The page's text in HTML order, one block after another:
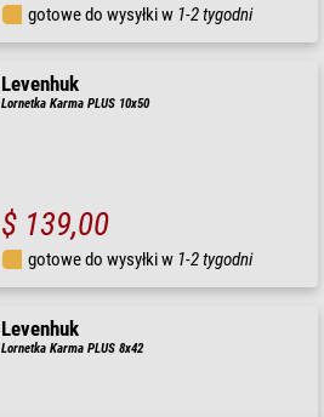
gotowe do wysyłki w 1-2 tygodni
Levenhuk
Lornetka Karma PLUS 10x50
$ 139,00
gotowe do wysyłki w 1-2 tygodni
Levenhuk
Lornetka Karma PLUS 8x42